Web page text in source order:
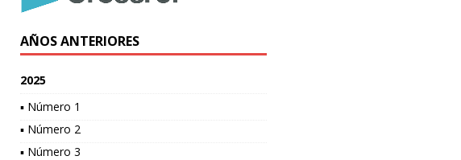
AÑOS ANTERIORES
2025
▪ Número 1
▪ Número 2
▪ Número 3